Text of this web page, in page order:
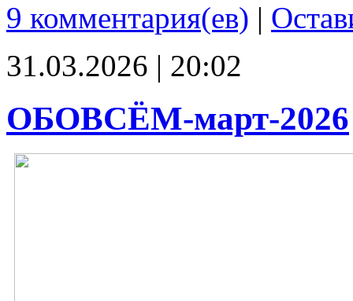
9 комментария(ев) |
31.03.2026 | 20:02
ОБОВСЁМ-март-2026